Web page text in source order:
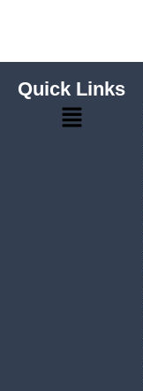
Quick Links